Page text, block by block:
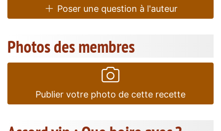
Poser une question à l'auteur
Photos des membres
Publier votre photo de cette recette